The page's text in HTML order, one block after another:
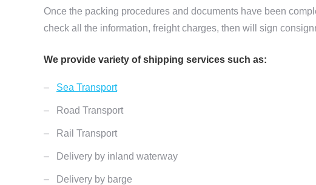
Once the packing procedures and documents have been
check all the information, freight charges, then will sign
We provide variety of shipping services such as:
– Sea Transport
– Road Transport
– Rail Transport
– Delivery by inland waterway
– Delivery by barge